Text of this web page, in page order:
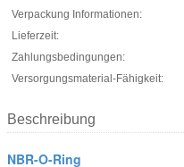
Verpackung Informationen:
Lieferzeit:
Zahlungsbedingungen:
Versorgungsmaterial-Fähigkeit:
Beschreibung
NBR-O-Ring